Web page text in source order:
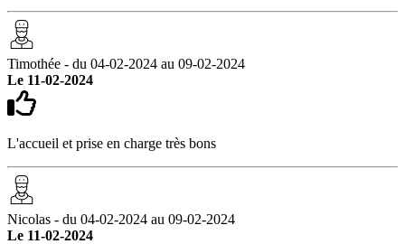
Timothée - du 04-02-2024 au 09-02-2024
Le 11-02-2024
L'accueil et prise en charge très bons
Nicolas - du 04-02-2024 au 09-02-2024
Le 11-02-2024